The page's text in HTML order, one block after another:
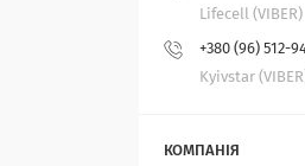
Lifecell (VIBER)
+380 (96) 512-
Kyivstar